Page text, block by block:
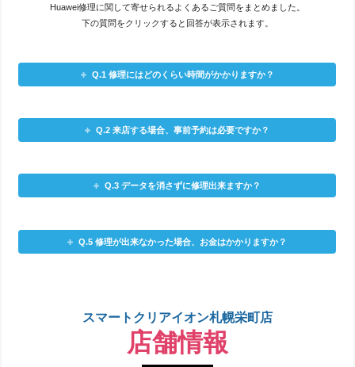
Huawei修理に関して寄せられるよくあるご質問をまとめました。
下の質問をクリックすると回答が表示されます。
Q.1 修理にはどのくらい時間がかかりますか？
Q.2 来店する場合、事前予約は必要ですか？
Q.3 データを消さずに修理出来ますか？
Q.5 修理が出来なかった場合、お金はかかりますか？
スマートクリアイオン札幌栄町店
店舗情報